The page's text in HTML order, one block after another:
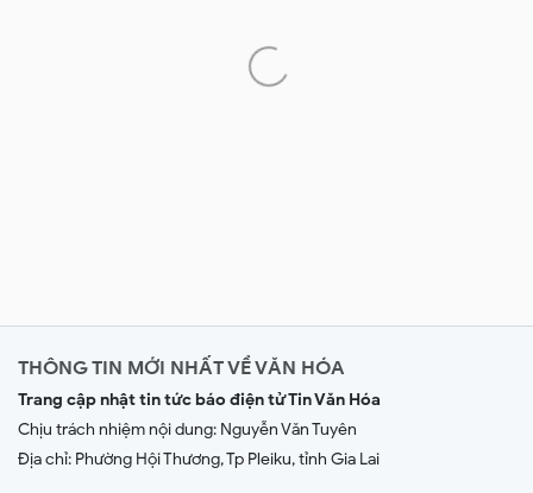
THÔNG TIN MỚI NHẤT VỀ VĂN HÓA
Trang cập nhật tin tức báo điện tử Tin Văn Hóa
Chịu trách nhiệm nội dung: Nguyễn Văn Tuyên
Địa chỉ: Phường Hội Thương, Tp Pleiku, tỉnh Gia Lai